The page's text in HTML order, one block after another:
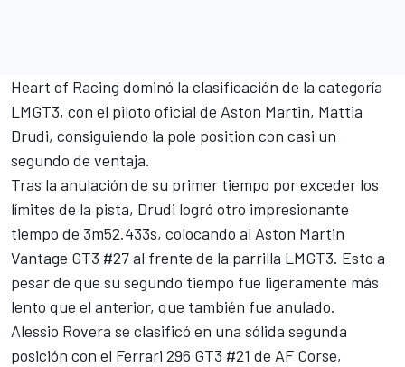
Heart of Racing dominó la clasificación de la categoría
LMGT3, con el piloto oficial de Aston Martin, Mattia
Drudi, consiguiendo la pole position con casi un
segundo de ventaja.
Tras la anulación de su primer tiempo por exceder los
límites de la pista, Drudi logró otro impresionante
tiempo de 3m52.433s, colocando al Aston Martin
Vantage GT3 #27 al frente de la parrilla LMGT3. Esto a
pesar de que su segundo tiempo fue ligeramente más
lento que el anterior, que también fue anulado.
Alessio Rovera se clasificó en una sólida segunda
posición con el Ferrari 296 GT3 #21 de AF Corse,